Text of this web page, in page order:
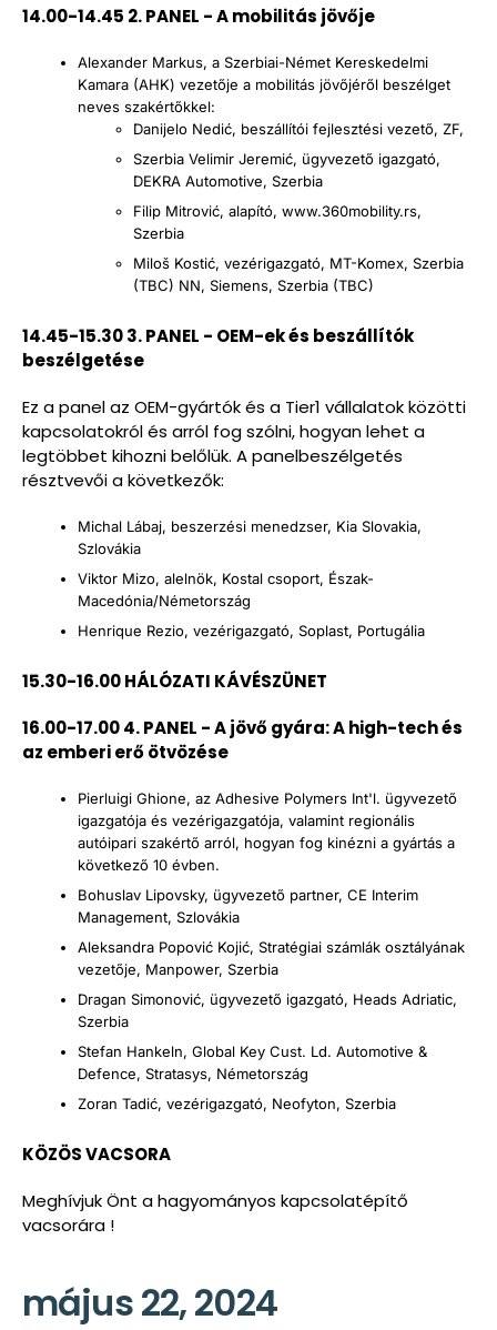
14.00-14.45 2. PANEL - A mobilitás jövője
Alexander Markus, a Szerbiai-Német Kereskedelmi
Kamara (AHK) vezetője a mobilitás jövőjéről beszélget
neves szakértőkkel:
Danijelo Nedić, beszállítói fejlesztési vezető, ZF,
Szerbia Velimir Jeremić, ügyvezető igazgató,
DEKRA Automotive, Szerbia
Filip Mitrović, alapító, www.360mobility.rs,
Szerbia
Miloš Kostić, vezérigazgató, MT-Komex, Szerbia
(TBC) NN, Siemens, Szerbia (TBC)
14.45-15.30 3. PANEL - OEM-ek és beszállítók
beszélgetése
Ez a panel az OEM-gyártók és a Tier1 vállalatok közötti
kapcsolatokról és arról fog szólni, hogyan lehet a
legtöbbet kihozni belőlük. A panelbeszélgetés
résztvevői a következők:
Michal Lábaj, beszerzési menedzser, Kia Slovakia,
Szlovákia
Viktor Mizo, alelnök, Kostal csoport, Észak-
Macedónia/Németország
Henrique Rezio, vezérigazgató, Soplast, Portugália
15.30-16.00 HÁLÓZATI KÁVÉSZÜNET
16.00-17.00 4. PANEL - A jövő gyára: A high-tech és
az emberi erő ötvözése
Pierluigi Ghione, az Adhesive Polymers Int'l. ügyvezető
igazgatója és vezérigazgatója, valamint regionális
autóipari szakértő arról, hogyan fog kinézni a gyártás a
következő 10 évben.
Bohuslav Lipovsky, ügyvezető partner, CE Interim
Management, Szlovákia
Aleksandra Popović Kojić, Stratégiai számlák osztályának
vezetője, Manpower, Szerbia
Dragan Simonović, ügyvezető igazgató, Heads Adriatic,
Szerbia
Stefan Hankeln, Global Key Cust. Ld. Automotive &
Defence, Stratasys, Németország
Zoran Tadić, vezérigazgató, Neofyton, Szerbia
KÖZÖS VACSORA
Meghívjuk Önt a hagyományos kapcsolatépítő
vacsorára !
május 22, 2024